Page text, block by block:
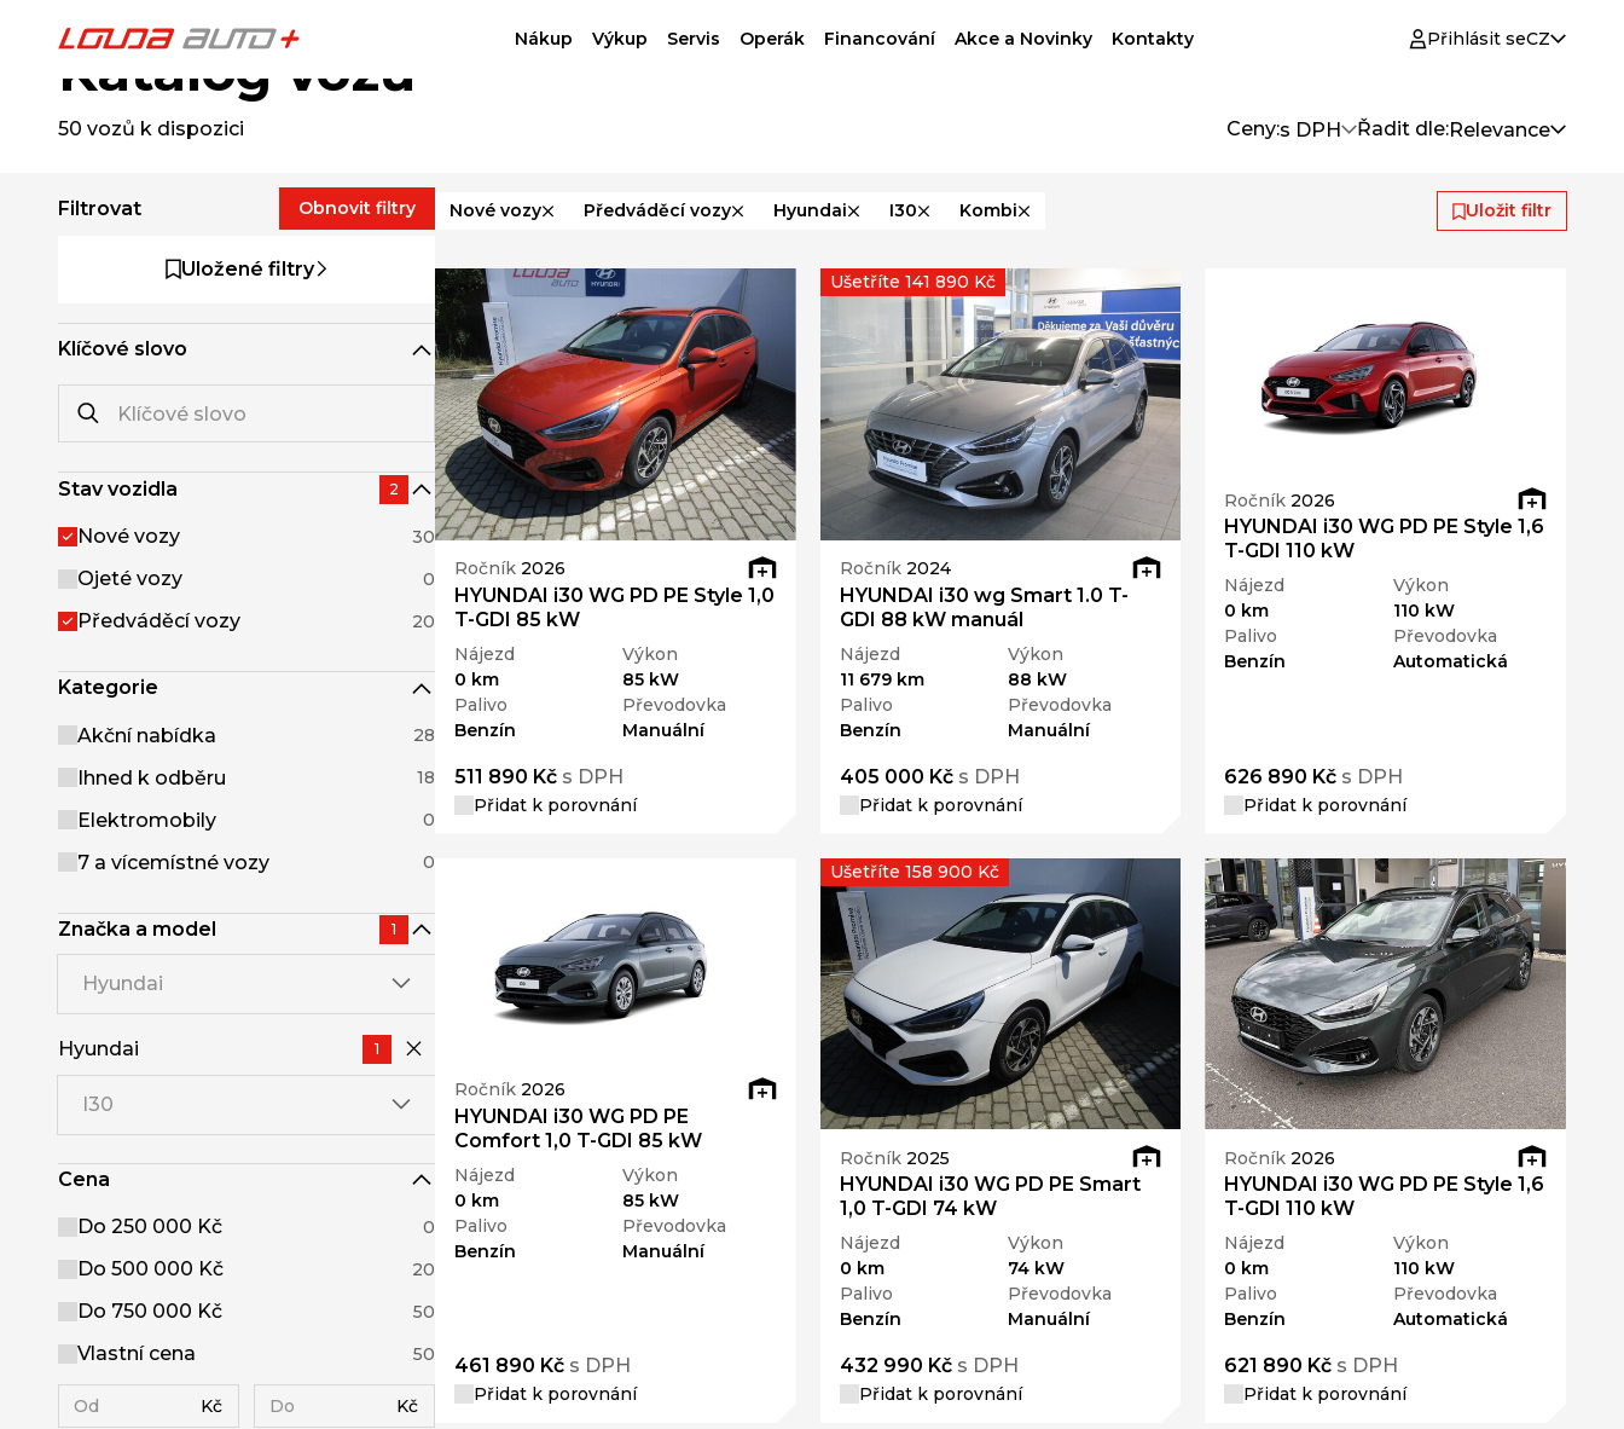
Nákup Výkup Servis Operák Financování Akce a Novinky Kontakty Přihlásit seCZ
Katalog vozů
50 vozů k dispozici Ceny:s DPH Řadit dle:Relevance
Filtrovat Obnovit filtry
Uložené filtry
Klíčové slovo
Stav vozidla 2
Nové vozy 30
Ojeté vozy 0
Předváděcí vozy 20
Kategorie
Akční nabídka 28
Ihned k odběru 18
Elektromobily 0
7 a vícemístné vozy 0
Značka a model 1
Hyundai
Hyundai 1
I30
Cena
Do 250 000 Kč 0
Do 500 000 Kč 20
Do 750 000 Kč 50
Vlastní cena 50
Kč Kč
Nové vozy Předváděcí vozy Hyundai I30 Kombi Uložit filtr
Ročník 2026
HYUNDAI i30 WG PD PE Style 1,0
T-GDI 85 kW
Nájezd
0 km
Výkon
85 kW
Palivo
Benzín
Převodovka
Manuální
511 890 Kč s DPH
Přidat k porovnání
Ročník 2024
HYUNDAI i30 wg Smart 1.0 T-
GDI 88 kW manuál
Nájezd
11 679 km
Výkon
88 kW
Palivo
Benzín
Převodovka
Manuální
405 000 Kčs DPH
Přidat k porovnání
Ušetříte 141 890 Kč
Ročník 2026
HYUNDAI i30 WG PD PE Style 1,6
T-GDI 110 kW
Nájezd
0 km
Výkon
110 kW
Palivo
Benzín
Převodovka
Automatická
626 890 Kč s DPH
Přidat k porovnání
Ročník 2026
HYUNDAI i30 WG PD PE
Comfort 1,0 T-GDI 85 kW
Nájezd
0 km
Výkon
85 kW
Palivo
Benzín
Převodovka
Manuální
461 890 Kč s DPH
Přidat k porovnání
Ročník 2025
HYUNDAI i30 WG PD PE Smart
1,0 T-GDI 74 kW
Nájezd
0 km
Výkon
74 kW
Palivo
Benzín
Převodovka
Manuální
432 990 Kčs DPH
Přidat k porovnání
Ušetříte 158 900 Kč
Ročník 2026
HYUNDAI i30 WG PD PE Style 1,6
T-GDI 110 kW
Nájezd
0 km
Výkon
110 kW
Palivo
Benzín
Převodovka
Automatická
621 890 Kč s DPH
Přidat k porovnání